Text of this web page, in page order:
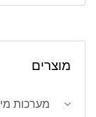
מוצרים
מערכות